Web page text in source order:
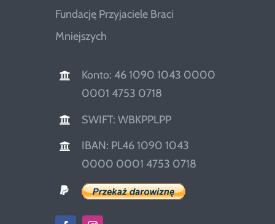
Fundację Przyjaciele Braci
Mniejszych
Konto: 46 1090 1043 0000
0001 4753 0718
SWIFT: WBKPPLPP
IBAN: PL46 1090 1043
0000 0001 4753 0718